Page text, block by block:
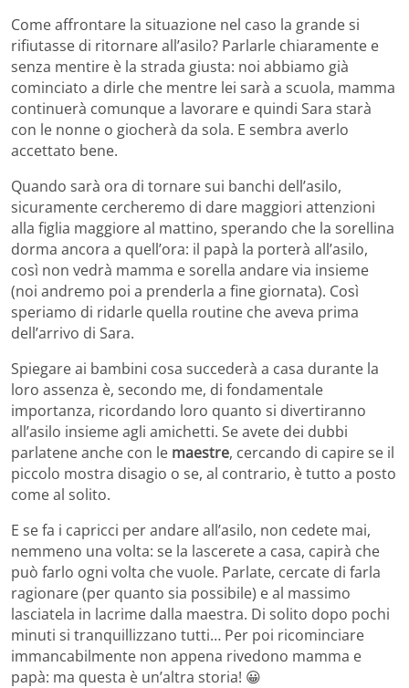
Come affrontare la situazione nel caso la grande si
rifiutasse di ritornare all’asilo? Parlarle chiaramente e
senza mentire è la strada giusta: noi abbiamo già
cominciato a dirle che mentre lei sarà a scuola, mamma
continuerà comunque a lavorare e quindi Sara starà
con le nonne o giocherà da sola. E sembra averlo
accettato bene.
Quando sarà ora di tornare sui banchi dell’asilo,
sicuramente cercheremo di dare maggiori attenzioni
alla figlia maggiore al mattino, sperando che la sorellina
dorma ancora a quell’ora: il papà la porterà all’asilo,
così non vedrà mamma e sorella andare via insieme
(noi andremo poi a prenderla a fine giornata). Così
speriamo di ridarle quella routine che aveva prima
dell’arrivo di Sara.
Spiegare ai bambini cosa succederà a casa durante la
loro assenza è, secondo me, di fondamentale
importanza, ricordando loro quanto si divertiranno
all’asilo insieme agli amichetti. Se avete dei dubbi
parlatene anche con le maestre, cercando di capire se il
piccolo mostra disagio o se, al contrario, è tutto a posto
come al solito.
E se fa i capricci per andare all’asilo, non cedete mai,
nemmeno una volta: se la lascerete a casa, capirà che
può farlo ogni volta che vuole. Parlate, cercate di farla
ragionare (per quanto sia possibile) e al massimo
lasciatela in lacrime dalla maestra. Di solito dopo pochi
minuti si tranquillizzano tutti… Per poi ricominciare
immancabilmente non appena rivedono mamma e
papà: ma questa è un’altra storia! 😀